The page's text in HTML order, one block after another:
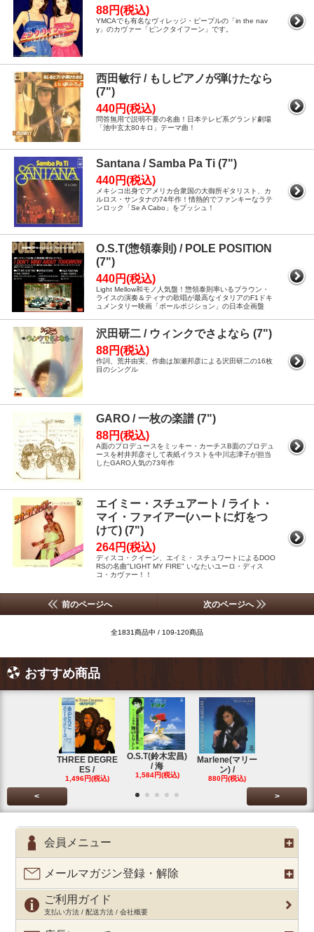
88円(税込)
YMCAでも有名なヴィレッジ・ピープルの「in the nav
y」のカヴァー「ピンクタイフーン」です。
西田敏行 / もしピアノが弾けたなら
(7")
440円(税込)
問答無用で説明不要の名曲！日本テレビ系グランド劇場
「池中玄太80キロ」テーマ曲！
Santana / Samba Pa Ti (7")
440円(税込)
メキシコ出身でアメリカ合衆国の大御所ギタリスト、カ
ルロス・サンタナの74年作！情熱的でファンキーなラテ
ンロック「Se A Cabo」をプッシュ！
O.S.T(惣領泰則) / POLE POSITION
(7")
440円(税込)
Light Mellow和モノ人気盤！惣領泰則率いるブラウン・
ライスの演奏＆ティナの歌唱が最高なイタリアのF1ドキ
ュメンタリー映画「ポールポジション」の日本企画盤
沢田研二 / ウィンクでさよなら (7")
88円(税込)
作詞、荒井由実、作曲は加瀬邦彦による沢田研二の16枚
目のシングル
GARO / 一枚の楽譜 (7")
88円(税込)
A面のプロデュースをミッキー・カーチスB面のプロデュ
ースを村井邦彦そして表紙イラストを中川志津子が担当
したGARO人気の73年作
エイミー・スチュアート / ライト・
マイ・ファイアー(ハートに灯をつ
けて) (7")
264円(税込)
ディスコ・クイーン、エイミ・ スチュワートによるDOO
RSの名曲"LIGHT MY FIRE" いなたいユーロ・ディス
コ・カヴァー！！
前のページへ 次のページへ
全1831商品中 / 109-120商品
おすすめ商品
THREE DEGRE
ES /
1,496円(税込)
O.S.T(鈴木宏昌)
/ 海
1,584円(税込)
Marlene(マリー
ン) /
880円(税込)
< >
会員メニュー
メールマガジン登録・解除
ご利用ガイド
支払い方法 / 配送方法 / 会社概要